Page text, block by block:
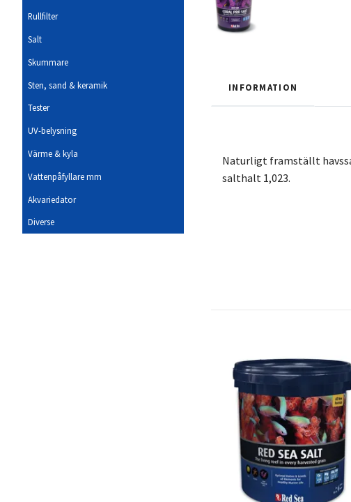
Rullfilter
Salt
Skummare
Sten, sand & keramik
Tester
UV-belysning
Värme & kyla
Vattenpåfyllare mm
Akvariedator
Diverse
INFORMATION
Naturligt framställt
salthalt 1,023.